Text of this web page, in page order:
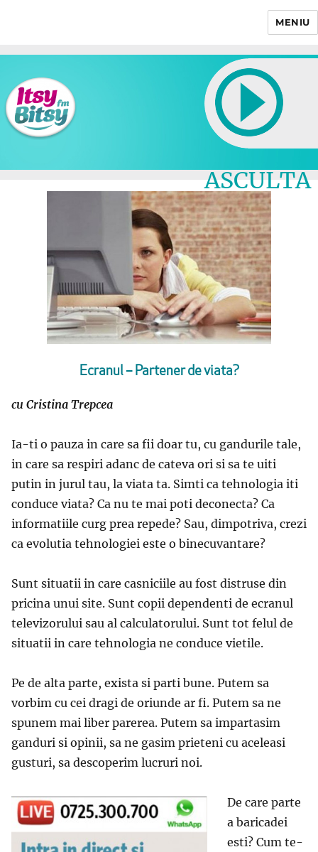
MENIU
ASCULTA
LIVE
Ecranul – Partener de viata?
cu Cristina Trepcea
Ia-ti o pauza in care sa fii doar tu, cu gandurile tale,
in care sa respiri adanc de cateva ori si sa te uiti
putin in jurul tau, la viata ta. Simti ca tehnologia iti
conduce viata? Ca nu te mai poti deconecta? Ca
informatiile curg prea repede? Sau, dimpotriva, crezi
ca evolutia tehnologiei este o binecuvantare?
Sunt situatii in care casniciile au fost distruse din
pricina unui site. Sunt copii dependenti de ecranul
televizorului sau al calculatorului. Sunt tot felul de
situatii in care tehnologia ne conduce vietile.
Pe de alta parte, exista si parti bune. Putem sa
vorbim cu cei dragi de oriunde ar fi. Putem sa ne
spunem mai liber parerea. Putem sa impartasim
ganduri si opinii, sa ne gasim prieteni cu aceleasi
gusturi, sa descoperim lucruri noi.
De care parte
a baricadei
esti? Cum te-